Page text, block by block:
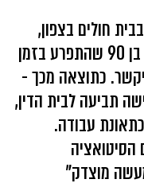
חולים בצפון,
נאלצה להתמודד עם מטופל דמנטי בן 90 שהתפרע בזמן
כתוצאה מכך -
תביעה לבית הדין,
עבודה.
מוצדק"